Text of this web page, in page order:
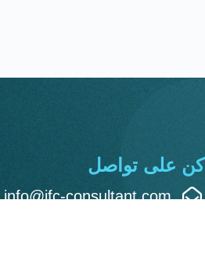
كن على تواصل
info@ifc-consultant.com